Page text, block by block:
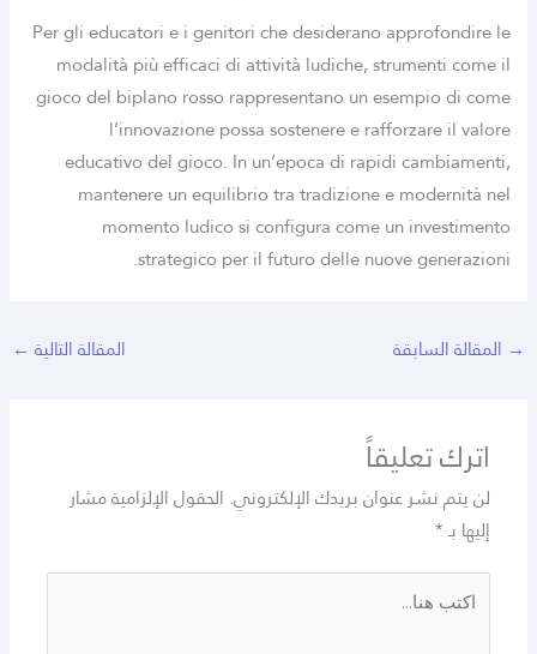
Per gli educatori e i genitori che desiderano approfondire le
modalità più efficaci di attività ludiche, strumenti come il
gioco del biplano rosso rappresentano un esempio di come
l’innovazione possa sostenere e rafforzare il valore
educativo del gioco. In un’epoca di rapidi cambiamenti,
mantenere un equilibrio tra tradizione e modernità nel
momento ludico si configura come un investimento
strategico per il futuro delle nuove generazioni.
→ المقالة السابقة المقالة التالية ←
اترك تعليقاً
لن يتم نشر عنوان بريدك الإلكتروني. الحقول الإلزامية مشار
إليها بـ*
اكتب
هنا...